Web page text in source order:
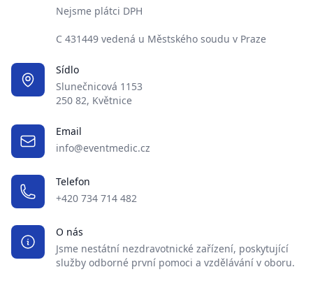
Nejsme plátci DPH
C 431449 vedená u Městského soudu v Praze
Sídlo
Slunečnicová 1153
250 82, Květnice
Email
info@eventmedic.cz
Telefon
+420 734 714 482
O nás
Jsme nestátní nezdravotnické zařízení, poskytující
služby odborné první pomoci a vzdělávání v oboru.